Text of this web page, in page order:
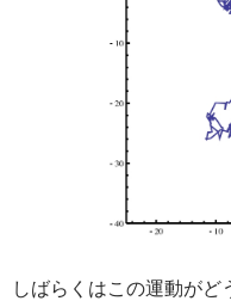
しばらくはこの運動が